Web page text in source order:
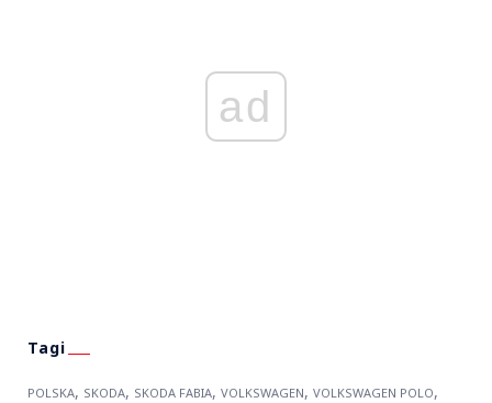
ad
POLSKA, SKODA, SKODA FABIA, VOLKSWAGEN, VOLKSWAGEN POLO,